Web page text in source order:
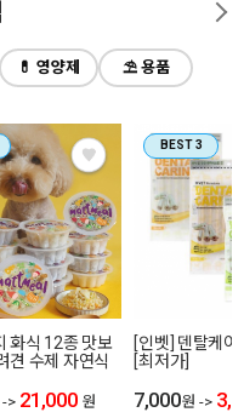
💊 영양제 ⛱ 용품
화식 12종 맛보
견 수제 자연식
-> 21,000 원
BEST 3
[인벳] 덴탈케
[최저가]
7,000원->